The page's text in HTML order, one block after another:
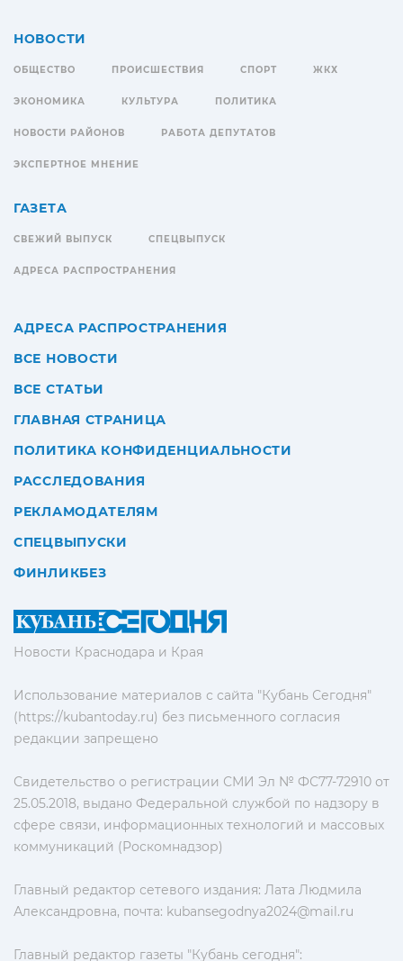
Новости Краснодара и Края
Использование материалов с сайта "Кубань Сегодня"
(https://kubantoday.ru) без письменного согласия
редакции запрещено
Свидетельство о регистрации СМИ Эл № ФС77-72910 от
25.05.2018, выдано Федеральной службой по надзору в
сфере связи, информационных технологий и массовых
коммуникаций (Роскомнадзор)
Главный редактор сетевого издания: Лата Людмила
Александровна, почта: kubansegodnya2024@mail.ru
Главный редактор газеты "Кубань сегодня":
НОВОСТИ
ОБЩЕСТВО ПРОИСШЕСТВИЯ СПОРТ ЖКХ
ЭКОНОМИКА КУЛЬТУРА ПОЛИТИКА
НОВОСТИ РАЙОНОВ РАБОТА ДЕПУТАТОВ
ЭКСПЕРТНОЕ МНЕНИЕ
ГАЗЕТА
СВЕЖИЙ ВЫПУСК СПЕЦВЫПУСК
АДРЕСА РАСПРОСТРАНЕНИЯ
АДРЕСА РАСПРОСТРАНЕНИЯ
ВСЕ НОВОСТИ
ВСЕ СТАТЬИ
ГЛАВНАЯ СТРАНИЦА
ПОЛИТИКА КОНФИДЕНЦИАЛЬНОСТИ
РАССЛЕДОВАНИЯ
РЕКЛАМОДАТЕЛЯМ
СПЕЦВЫПУСКИ
ФИНЛИКБЕЗ